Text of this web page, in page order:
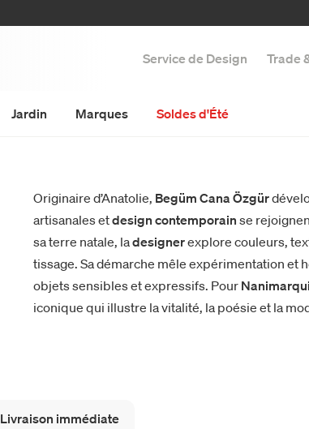
Service de Design Trade
Jardin Marques Soldes d'Été
Originaire d’Anatolie, Begüm Cana Özgür
artisanales etdesign contemporain se
sa terre natale, ladesignerexplore couleurs,
tissage. Sa démarche mêle expérimentation et
objets sensibles et expressifs. Pour
iconique qui illustre la vitalité, la poésie et la
Livraison immédiate